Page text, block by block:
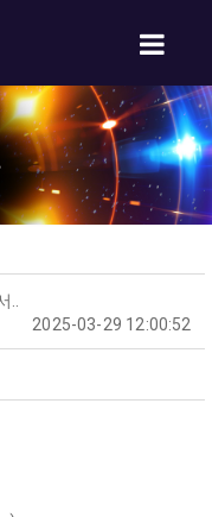
2025-03-29 12:00:52